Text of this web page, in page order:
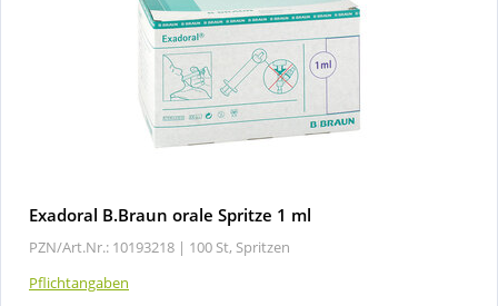
Exadoral B.Braun orale Spritze 1 ml
PZN/Art.Nr.: 10193218 | 100 St, Spritzen
Pflichtangaben